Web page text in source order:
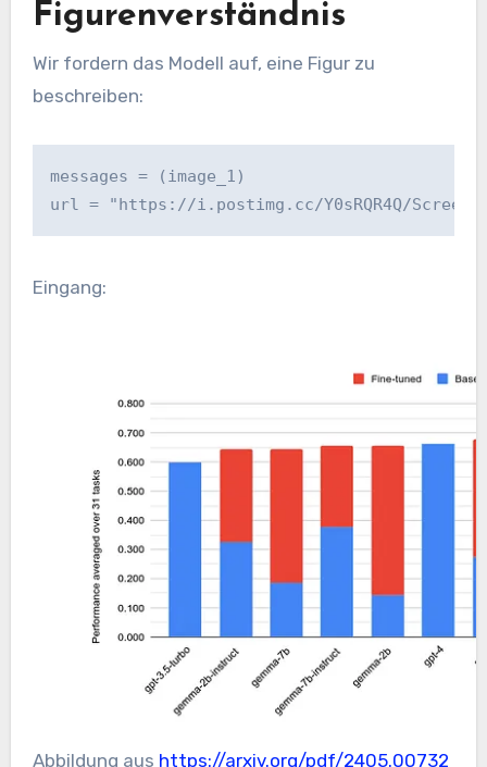
Figurenverständnis
Wir fordern das Modell auf, eine Figur zu
beschreiben:
messages = (image_1)
url = "https://i.postimg.cc/Y0sRQR4Q/
Eingang:
Abbildung aus https://arxiv.org/pdf/2405.00732